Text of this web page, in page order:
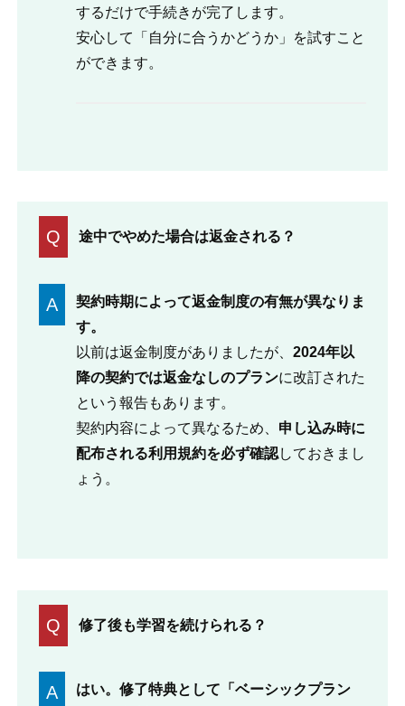
するだけで手続きが完了します。
安心して「自分に合うかどうか」を試すこと
ができます。
Q 途中でやめた場合は返金される？
A
契約時期によって返金制度の有無が異なりま
す。
以前は返金制度がありましたが、 2024年以
降の契約では返金なしのプランに改訂された
という報告もあります。
契約内容によって異なるため、 申し込み時に
配布される利用規約を必ず確認しておきまし
ょう。
Q 修了後も学習を続けられる？
A
はい。修了特典として「ベーシックプラン